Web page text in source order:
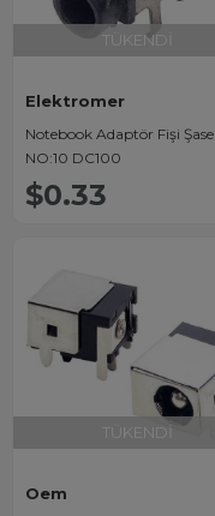
TÜKENDI
Elektromer
Notebook Adaptör Fişi Şase
NO:10 DC100
$0.33
TÜKENDI
Oem